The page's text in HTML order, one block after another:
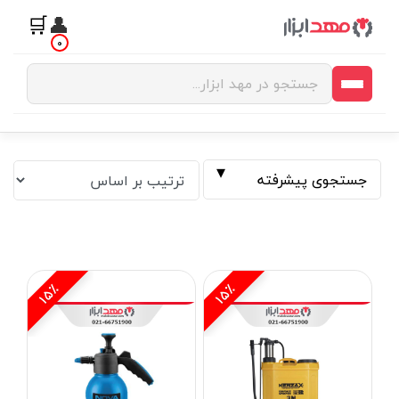
👤
🛒 0
جستجوی پیشرفته
فیلتر بر اساس قیمت
15٪ 15٪